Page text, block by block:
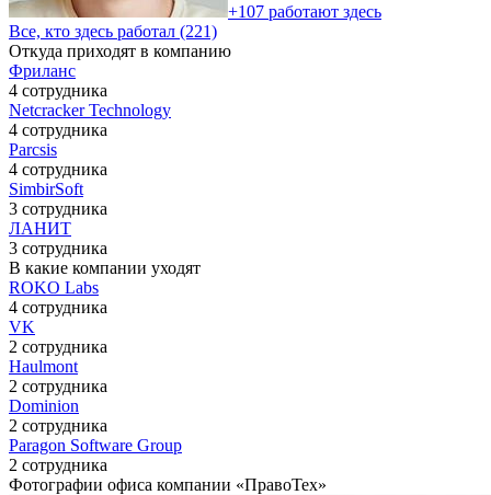
+107 работают здесь
Все, кто здесь работал (221)
Откуда приходят в компанию
Фриланс
4 сотрудника
Netcracker Technology
4 сотрудника
Parcsis
4 сотрудника
SimbirSoft
3 сотрудника
ЛАНИТ
3 сотрудника
В какие компании уходят
ROKO Labs
4 сотрудника
VK
2 сотрудника
Haulmont
2 сотрудника
Dominion
2 сотрудника
Paragon Software Group
2 сотрудника
Фотографии офиса компании «ПравоТех»